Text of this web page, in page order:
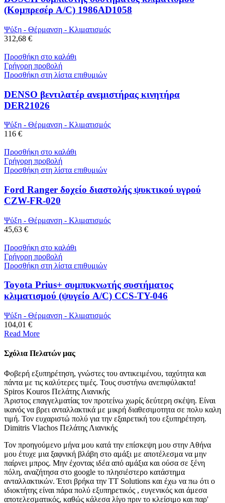
(Κομπρεσέρ A/C) 1986AD1058
Ψύξη - Θέρμανση - Κλιματισμός
312,68 €
Προσθήκη στο καλάθι
Γρήγορη προβολή
Προσθήκη στη λίστα επιθυμιών
DENSO βεντιλατέρ ανεμιστήρας κινητήρα
DER21026
Ψύξη - Θέρμανση - Κλιματισμός
116 €
Προσθήκη στο καλάθι
Γρήγορη προβολή
Προσθήκη στη λίστα επιθυμιών
Ford Ranger δοχείο διαστολής ψυκτικού υγρού
CZW-FR-020
Ψύξη - Θέρμανση - Κλιματισμός
45,63 €
Προσθήκη στο καλάθι
Γρήγορη προβολή
Προσθήκη στη λίστα επιθυμιών
Toyota Prius+ συμπυκνωτής συστήματος
κλιματισμού (ψυγείο A/C) CCS-TY-046
Ψύξη - Θέρμανση - Κλιματισμός
104,01 €
Read More
Σχόλια Πελατών μας
Φοβερή εξυπηρέτηση, γνώστες του αντικειμένου, ταχύτητα και
πάντα με τις καλύτερες τιμές. Τους συστήνω ανεπιφύλακτα!
Spiros Kouros Πελάτης Λιανικής
Άριστος επαγγελματίας τον προτείνω χωρίς δεύτερη σκέψη. Είναι
ικανός να βρει ανταλλακτικά με μικρή διαθεσιμοτητα σε πολυ καλη
τιμή. Τον ευχαριστώ πολύ για την εξαιρετική του εξυπηρέτηση.
Dimitris Vlachos Πελάτης Λιανικής
Τον προηγούμενο μήνα μου κατά την επίσκεψη μου στην Αθήνα
μου έτυχε μια ξαφνική βλάβη στο αμάξι με αποτέλεσμα να μην
παίρνει μπρος. Μην έχοντας ιδέα από αμάξια και ούσα σε ξένη
πόλη, αναζήτησα στο google το πλησιέστερο κατάστημα
ανταλλακτικών. Έτσι βρήκα την TT Solutions και έχω να πω ότι ο
ιδιοκτήτης είναι πάρα πολύ εξυπηρετικός , ευγενικός και άμεσα
αποτελεσματικός, καθώς κάλεσα λίγο πριν το κλείσιμο και παρ'